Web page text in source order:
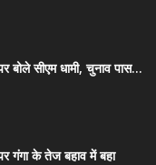
बोले सीएम धामी, चुनाव पास...
गंगा के तेज बहाव में बहा